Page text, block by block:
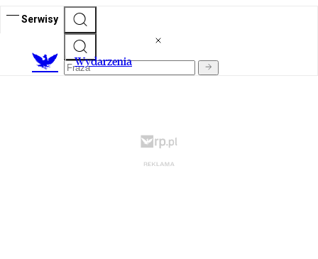
Serwisy
Wydarzenia